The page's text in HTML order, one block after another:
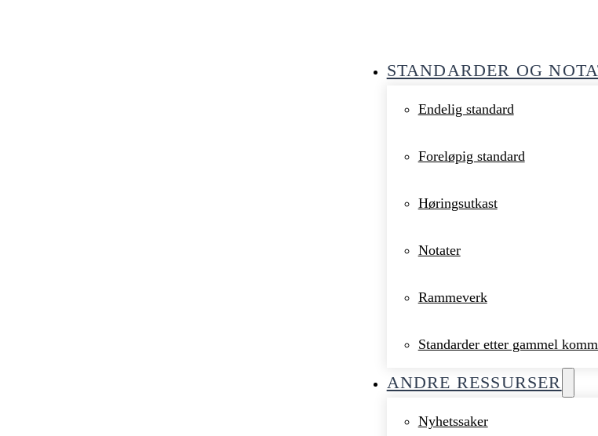
STANDARDER OG
Endelig standard
Foreløpig standard
Høringsutkast
Notater
Rammeverk
Standarder etter gammel
ANDRE RESSURSER
Nyhetssaker